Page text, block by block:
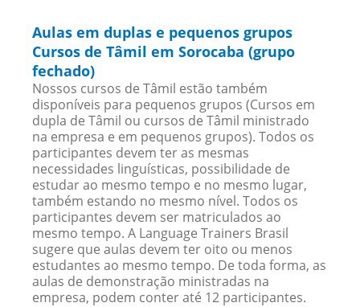
Aulas em duplas e pequenos grupos
Cursos de Tâmil em Sorocaba (grupo
fechado)
Nossos cursos de Tâmil estão também
disponíveis para pequenos grupos (Cursos em
dupla de Tâmil ou cursos de Tâmil ministrado
na empresa e em pequenos grupos). Todos os
participantes devem ter as mesmas
necessidades linguísticas, possibilidade de
estudar ao mesmo tempo e no mesmo lugar,
também estando no mesmo nível. Todos os
participantes devem ser matriculados ao
mesmo tempo. A Language Trainers Brasil
sugere que aulas devem ter oito ou menos
estudantes ao mesmo tempo. De toda forma, as
aulas de demonstração ministradas na
empresa, podem conter até 12 participantes.